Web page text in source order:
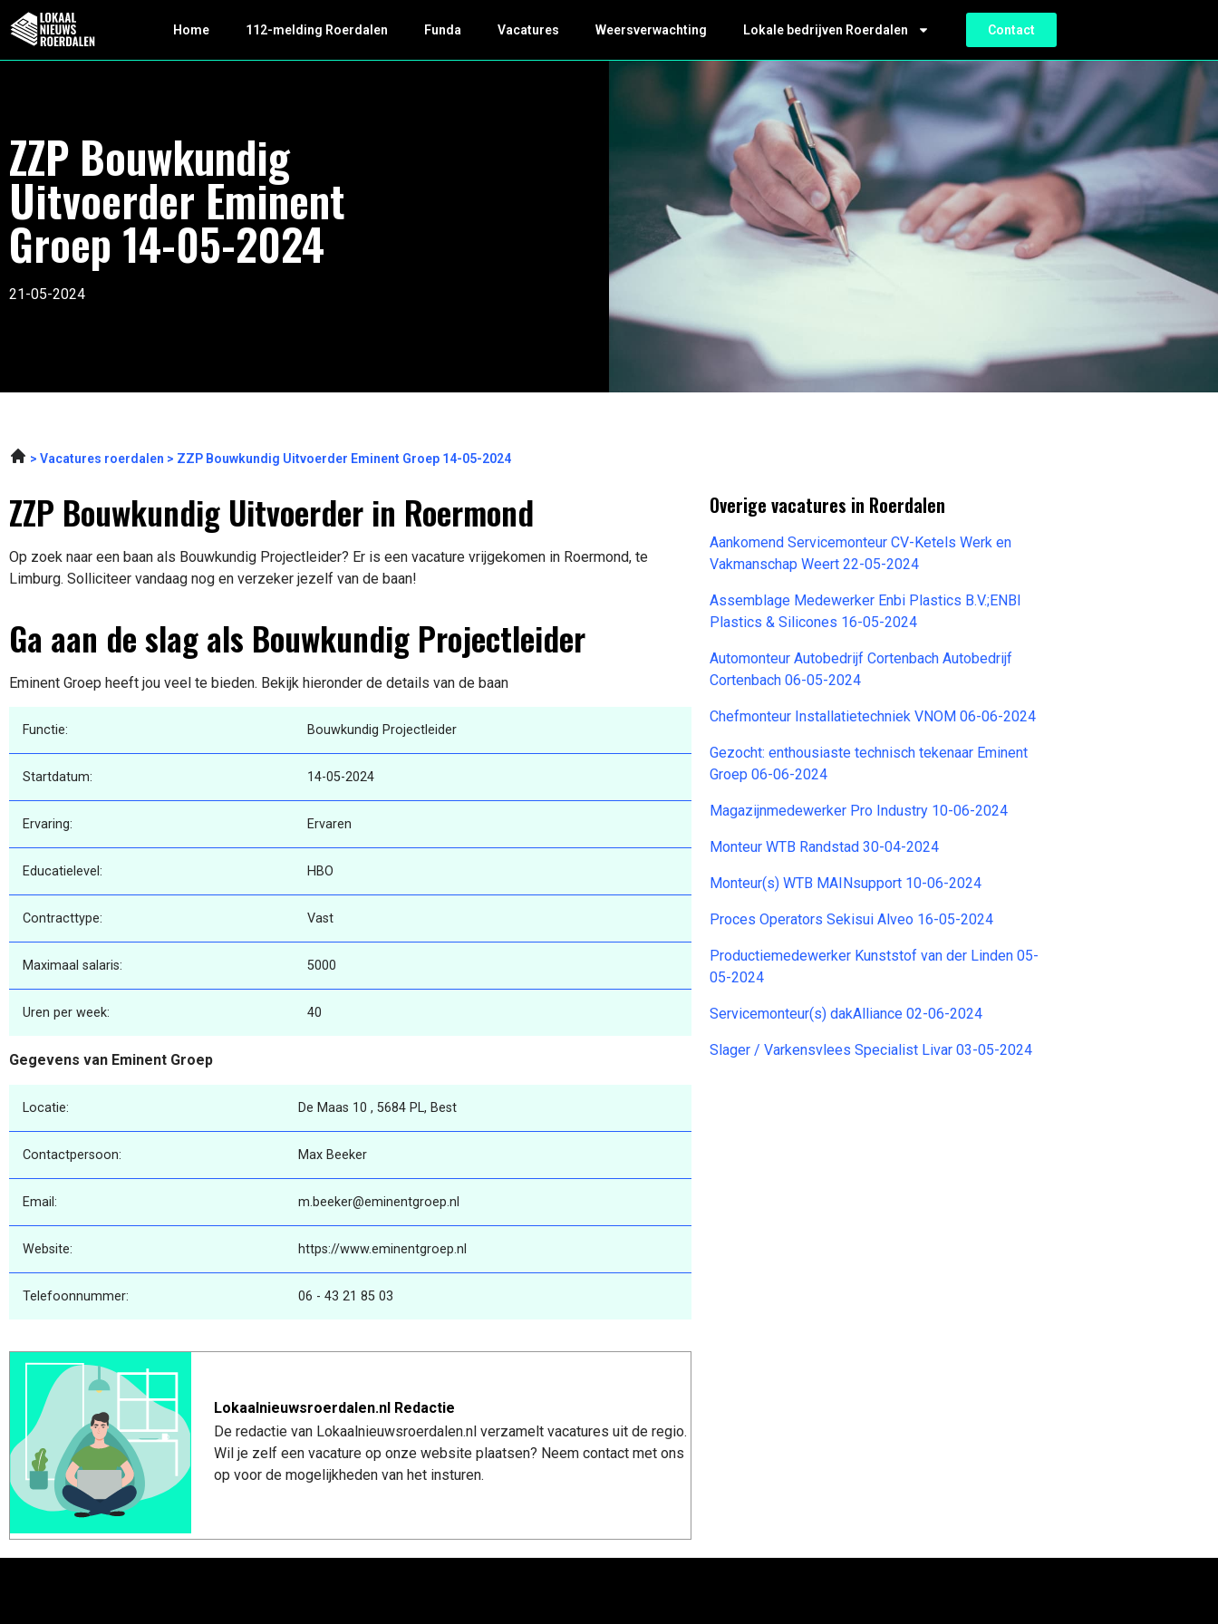
Home 112-melding Roerdalen Funda Vacatures Weersverwachting Lokale bedrijven Roerdalen Contact
ZZP Bouwkundig
Uitvoerder Eminent
Groep 14-05-2024
21-05-2024
Vacatures roerdalen ZZP Bouwkundig Uitvoerder Eminent Groep 14-05-2024
ZZP Bouwkundig Uitvoerder in Roermond
Op zoek naar een baan als Bouwkundig Projectleider? Er is een vacature vrijgekomen in Roermond, te
Limburg. Solliciteer vandaag nog en verzeker jezelf van de baan!
Ga aan de slag als Bouwkundig Projectleider
Eminent Groep heeft jou veel te bieden. Bekijk hieronder de details van de baan
Functie: Bouwkundig Projectleider
Startdatum: 14-05-2024
Ervaring: Ervaren
Educatielevel: HBO
Contracttype: Vast
Maximaal salaris: 5000
Uren per week: 40
Gegevens van Eminent Groep
Locatie: De Maas 10 , 5684 PL, Best
Contactpersoon: Max Beeker
Email: m.beeker@eminentgroep.nl
Website: https://www.eminentgroep.nl
Telefoonnummer: 06 - 43 21 85 03
Lokaalnieuwsroerdalen.nl Redactie
De redactie van Lokaalnieuwsroerdalen.nl verzamelt vacatures uit de regio.
Wil je zelf een vacature op onze website plaatsen? Neem contact met ons
op voor de mogelijkheden van het insturen.
Overige vacatures in Roerdalen
Aankomend Servicemonteur CV-Ketels Werk en
Vakmanschap Weert 22-05-2024
Assemblage Medewerker Enbi Plastics B.V.;ENBI
Plastics & Silicones 16-05-2024
Automonteur Autobedrijf Cortenbach Autobedrijf
Cortenbach 06-05-2024
Chefmonteur Installatietechniek VNOM 06-06-2024
Gezocht: enthousiaste technisch tekenaar Eminent
Groep 06-06-2024
Magazijnmedewerker Pro Industry 10-06-2024
Monteur WTB Randstad 30-04-2024
Monteur(s) WTB MAINsupport 10-06-2024
Proces Operators Sekisui Alveo 16-05-2024
Productiemedewerker Kunststof van der Linden 05-
05-2024
Servicemonteur(s) dakAlliance 02-06-2024
Slager / Varkensvlees Specialist Livar 03-05-2024